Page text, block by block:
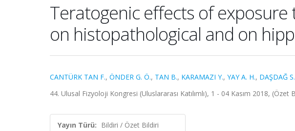
Teratogenic effects of
on histopathological and on
CANTÜRK TAN F., ÖNDER G. Ö., TAN B., KARAMAZI Y., YAY A. H., DAŞDAĞ S.
44. Ulusal Fizyoloji Kongresi (Uluslararası Katılımlı), 1 - 04 Kasım 2018, (Özet
Yayın Türü: Bildiri / Özet Bildiri